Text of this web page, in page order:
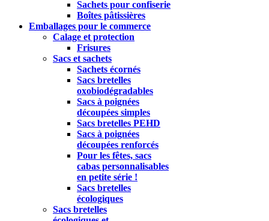
Sachets pour confiserie
Boîtes pâtissières
Emballages pour le commerce
Calage et protection
Frisures
Sacs et sachets
Sachets écornés
Sacs bretelles
oxobiodégradables
Sacs à poignées
découpées simples
Sacs bretelles PEHD
Sacs à poignées
découpées renforcés
Pour les fêtes, sacs
cabas personnalisables
en petite série !
Sacs bretelles
écologiques
Sacs bretelles